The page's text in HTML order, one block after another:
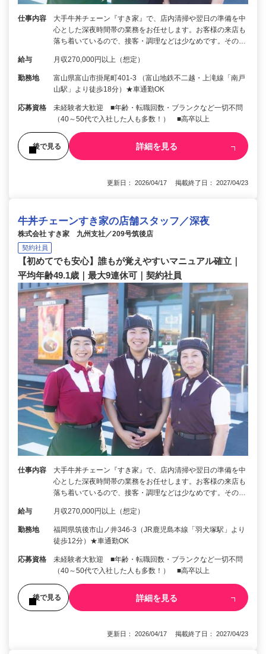
仕事内容
大手牛丼チェーン『すき家』で、店内清掃や翌日の準備を中
心とした深夜時間帯の業務をお任せします。お客様の来店も
落ち着いているので、接客・調理などは少なめです。その…
給与 月収270,000円以上（想定）
勤務地
富山県富山市掛尾町401-3 （富山地鉄不二越・上滝線「南戸
山駅」より徒歩18分）★車通勤OK
応募資格
未経験者大歓迎 ■年齢・転職回数・ブランクなど一切不問
（40～50代で入社した人も多数！） ■高卒以上
後で見る 詳細を見る
更新日： 2026/04/17 掲載終了日： 2027/04/23
牛丼チェーンすき家の店舗スタッフ／深夜
株式会社 すき家 九州支社／209号筑後店
契約社員
【初めてでも安心】誰もが覚えやすいマニュアル確立｜
平均年齢49.1歳｜最大9連休可｜契約社員
仕事内容
大手牛丼チェーン『すき家』で、店内清掃や翌日の準備を中
心とした深夜時間帯の業務をお任せします。お客様の来店も
落ち着いているので、接客・調理などは少なめです。その…
給与 月収270,000円以上（想定）
勤務地
福岡県筑後市山ノ井346-3（JR鹿児島本線「羽犬塚駅」より
徒歩12分）★車通勤OK
応募資格
未経験者大歓迎 ■年齢・転職回数・ブランクなど一切不問
（40～50代で入社した人も多数！） ■高卒以上
後で見る 詳細を見る
更新日： 2026/04/17 掲載終了日： 2027/04/23